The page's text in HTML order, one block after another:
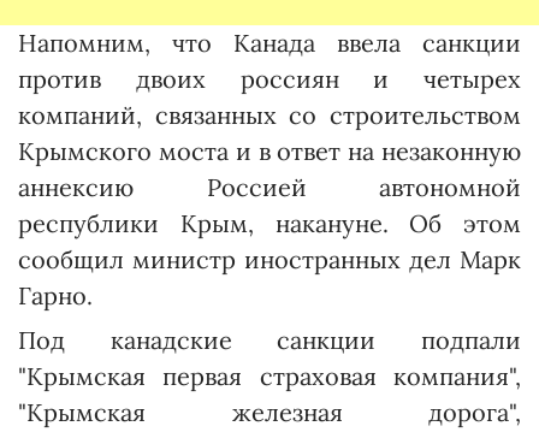
Напомним, что Канада ввела санкции
против двоих россиян и четырех
компаний, связанных со строительством
Крымского моста и в ответ на незаконную
аннексию Россией автономной
республики Крым, накануне. Об этом
сообщил министр иностранных дел Марк
Гарно.
Под канадские санкции подпали
"Крымская первая страховая компания",
"Крымская железная дорога",